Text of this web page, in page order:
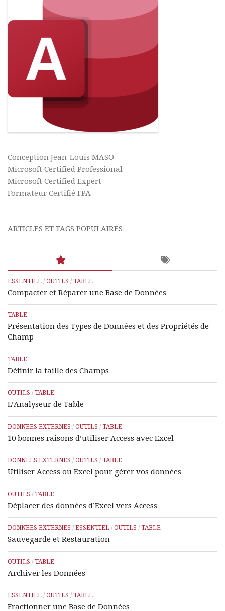
Conception Jean-Louis MASO
Microsoft Certified Professional
Microsoft Certified Expert
Formateur Certifié FPA
ARTICLES ET TAGS POPULAIRES
ESSENTIEL / OUTILS / TABLE
Compacter et Réparer une Base de Données
TABLE
Présentation des Types de Données et des Propriétés de
Champ
TABLE
Définir la taille des Champs
OUTILS / TABLE
L’Analyseur de Table
DONNEES EXTERNES / OUTILS / TABLE
10 bonnes raisons d’utiliser Access avec Excel
DONNEES EXTERNES / OUTILS / TABLE
Utiliser Access ou Excel pour gérer vos données
OUTILS / TABLE
Déplacer des données d’Excel vers Access
DONNEES EXTERNES / ESSENTIEL / OUTILS / TABLE
Sauvegarde et Restauration
OUTILS / TABLE
Archiver les Données
ESSENTIEL / OUTILS / TABLE
Fractionner une Base de Données